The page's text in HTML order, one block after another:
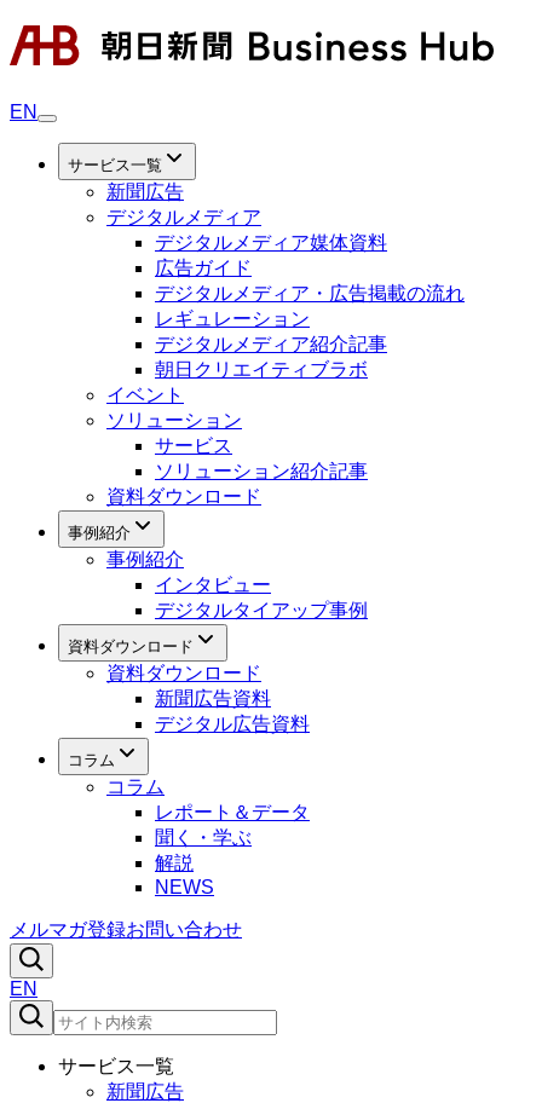
EN
サービス一覧
新聞広告
デジタルメディア
デジタルメディア媒体資料
広告ガイド
デジタルメディア・広告掲載の流れ
レギュレーション
デジタルメディア紹介記事
朝日クリエイティブラボ
イベント
ソリューション
サービス
ソリューション紹介記事
資料ダウンロード
事例紹介
事例紹介
インタビュー
デジタルタイアップ事例
資料ダウンロード
資料ダウンロード
新聞広告資料
デジタル広告資料
コラム
コラム
レポート＆データ
聞く・学ぶ
解説
NEWS
メルマガ登録お問い合わせ
EN
サービス一覧
新聞広告